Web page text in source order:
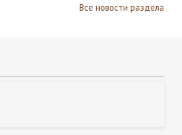
Все новости раздела